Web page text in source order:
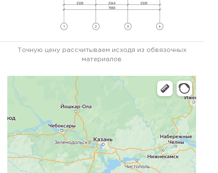
Точную цену рассчитываем исходя из обвязочных
материалов